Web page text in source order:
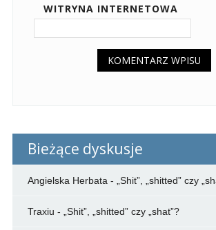
WITRYNA INTERNETOWA
Bieżące dyskusje
Angielska Herbata - „Shit”, „shitted” czy
Traxiu - „Shit”, „shitted” czy „shat”?